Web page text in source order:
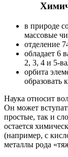
в природе
массовые
отделение
обладает 6
2, 3, 4 и 5-
орбита
образовать
Наука относит
Он может
простые, так и
остается
(например, с
металлы рода